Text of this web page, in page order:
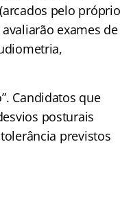
pelo próprio
exames de
Candidatos que
posturais
previstos